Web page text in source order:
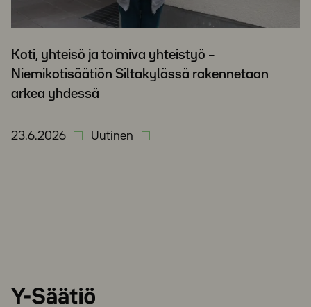
Koti, yhteisö ja toimiva yhteistyö –
Niemikotisäätiön Siltakylässä rakennetaan
arkea yhdessä
23.6.2026 Uutinen
Y-